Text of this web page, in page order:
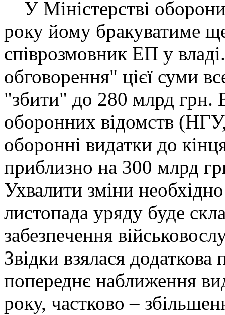
У Міністерстві
року йому бракуватиме
співрозмовник ЕП у
обговорення" цієї суми
"збити" до 280 млрд грн.
оборонних відомств
оборонні видатки до
приблизно на 300 млрд
Ухвалити зміни
листопада уряду буде
забезпечення
Звідки взялася додаткова
попереднє наближення
року, частково –